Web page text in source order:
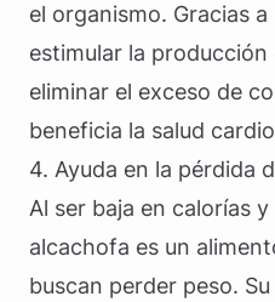
el organismo. Gracias
estimular la producción
eliminar el exceso de
beneficia la salud
4. Ayuda en la pérdida
Al ser baja en calorías
alcachofa es un
buscan perder peso.